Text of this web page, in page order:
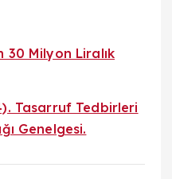
30 Milyon Liralık
Tasarruf Tedbirleri
Genelgesi.